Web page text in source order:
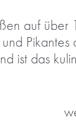
auf über
ist das